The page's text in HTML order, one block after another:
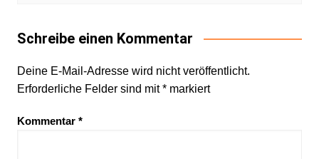
Schreibe einen Kommentar
Deine E-Mail-Adresse wird nicht veröffentlicht.
Erforderliche Felder sind mit*markiert
Kommentar *